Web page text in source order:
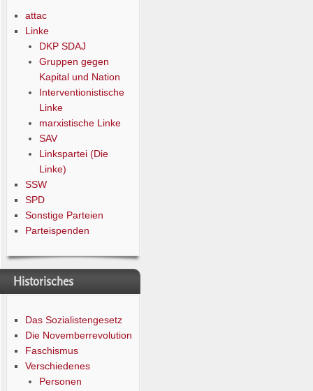
attac
Linke
DKP SDAJ
Gruppen gegen
Kapital und Nation
Interventionistische
Linke
marxistische Linke
SAV
Linkspartei (Die
Linke)
SSW
SPD
Sonstige Parteien
Parteispenden
Historisches
Das Sozialistengesetz
Die Novemberrevolution
Faschismus
Verschiedenes
Personen